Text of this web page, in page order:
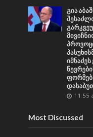
გია
11:55
Most Discussed